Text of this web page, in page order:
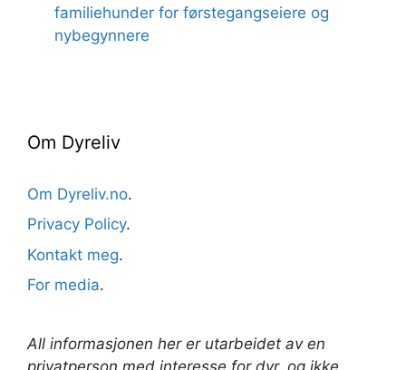
familiehunder for førstegangseiere og
nybegynnere
Om Dyreliv
Om Dyreliv.no.
Privacy Policy.
Kontakt meg.
For media.
All informasjonen her er utarbeidet av en
privatperson med interesse for dyr, og ikke